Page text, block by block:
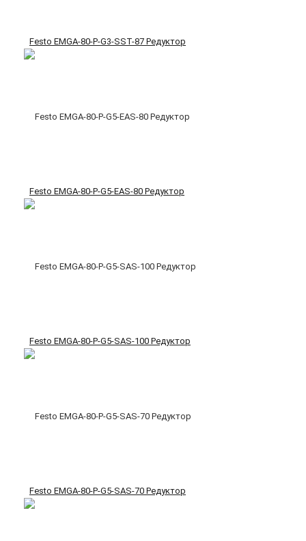
Festo EMGA-80-P-G3-SST-87 Редуктор
Festo EMGA-80-P-G5-EAS-80 Редуктор
Festo EMGA-80-P-G5-SAS-100 Редуктор
Festo EMGA-80-P-G5-SAS-70 Редуктор